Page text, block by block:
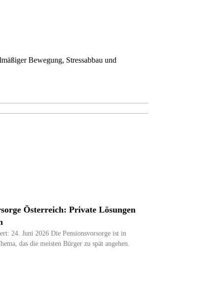
Bewegung, Stressabbau und
Österreich: Private Lösungen
24. Juni 2026 Die Pensionsvorsorge ist in
das die meisten Bürger zu spät angehen.